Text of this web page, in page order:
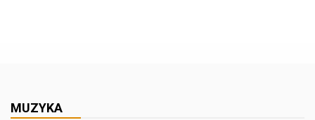
MUZYKA